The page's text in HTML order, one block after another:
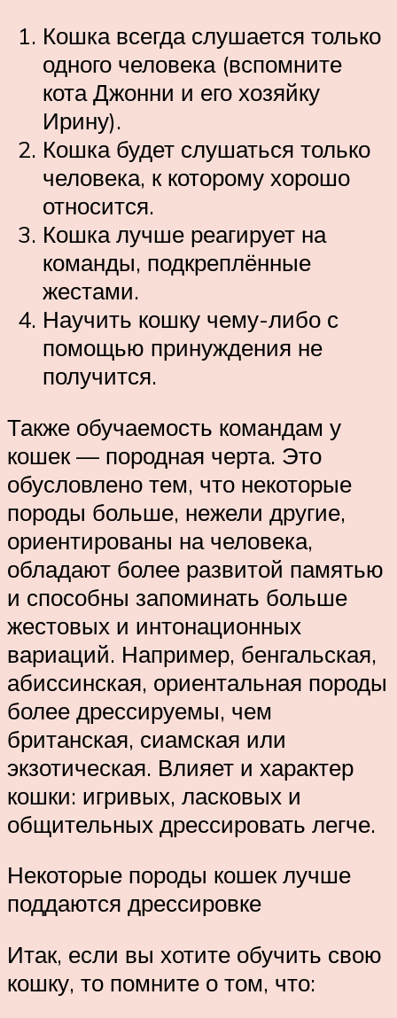
Кошка всегда слушается только
одного человека (вспомните
кота Джонни и его хозяйку
Ирину).
Кошка будет слушаться только
человека, к которому хорошо
относится.
Кошка лучше реагирует на
команды, подкреплённые
жестами.
Научить кошку чему-либо с
помощью принуждения не
получится.
Также обучаемость командам у
кошек — породная черта. Это
обусловлено тем, что некоторые
породы больше, нежели другие,
ориентированы на человека,
обладают более развитой памятью
и способны запоминать больше
жестовых и интонационных
вариаций. Например, бенгальская,
абиссинская, ориентальная породы
более дрессируемы, чем
британская, сиамская или
экзотическая. Влияет и характер
кошки: игривых, ласковых и
общительных дрессировать легче.
Некоторые породы кошек лучше
поддаются дрессировке
Итак, если вы хотите обучить свою
кошку, то помните о том, что: